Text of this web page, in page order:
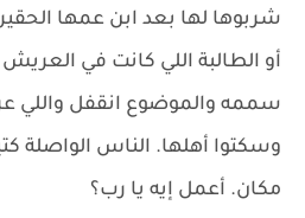
شربوها لها بعد ابن عمها
أو الطالبة اللي كانت في
سممه والموضوع انقفل واللي
وسكتوا أهلها. الناس الواصلة
مكان. أعمل إيه يا رب؟